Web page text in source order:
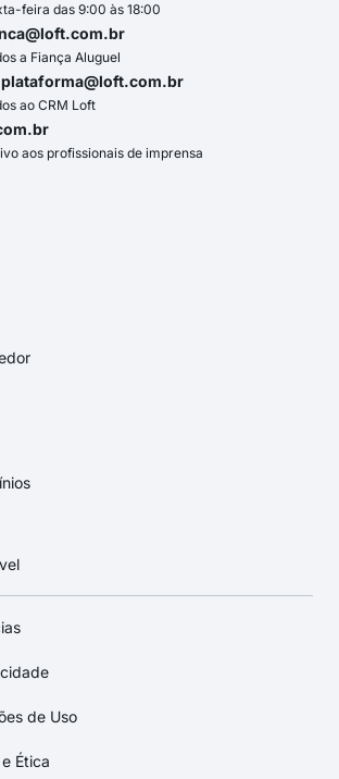
feira das 9:00 às 18:00
a Fiança Aluguel
ao CRM Loft
aos profissionais de imprensa
de Uso
Ética